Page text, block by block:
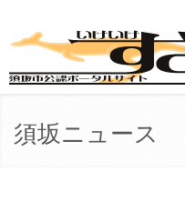
須坂ニュース